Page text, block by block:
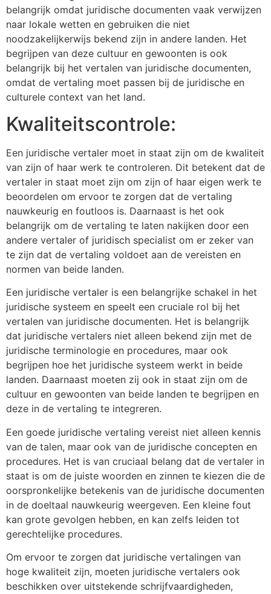
belangrijk omdat juridische documenten vaak verwijzen
naar lokale wetten en gebruiken die niet
noodzakelijkerwijs bekend zijn in andere landen. Het
begrijpen van deze cultuur en gewoonten is ook
belangrijk bij het vertalen van juridische documenten,
omdat de vertaling moet passen bij de juridische en
culturele context van het land.
Kwaliteitscontrole:
Een juridische vertaler moet in staat zijn om de kwaliteit
van zijn of haar werk te controleren. Dit betekent dat de
vertaler in staat moet zijn om zijn of haar eigen werk te
beoordelen om ervoor te zorgen dat de vertaling
nauwkeurig en foutloos is. Daarnaast is het ook
belangrijk om de vertaling te laten nakijken door een
andere vertaler of juridisch specialist om er zeker van
te zijn dat de vertaling voldoet aan de vereisten en
normen van beide landen.
Een juridische vertaler is een belangrijke schakel in het
juridische systeem en speelt een cruciale rol bij het
vertalen van juridische documenten. Het is belangrijk
dat juridische vertalers niet alleen bekend zijn met de
juridische terminologie en procedures, maar ook
begrijpen hoe het juridische systeem werkt in beide
landen. Daarnaast moeten zij ook in staat zijn om de
cultuur en gewoonten van beide landen te begrijpen en
deze in de vertaling te integreren.
Een goede juridische vertaling vereist niet alleen kennis
van de talen, maar ook van de juridische concepten en
procedures. Het is van cruciaal belang dat de vertaler in
staat is om de juiste woorden en zinnen te kiezen die de
oorspronkelijke betekenis van de juridische documenten
in de doeltaal nauwkeurig weergeven. Een kleine fout
kan grote gevolgen hebben, en kan zelfs leiden tot
gerechtelijke procedures.
Om ervoor te zorgen dat juridische vertalingen van
hoge kwaliteit zijn, moeten juridische vertalers ook
beschikken over uitstekende schrijfvaardigheden,